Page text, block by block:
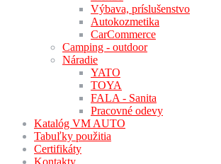
Výbava, príslušenstvo
Autokozmetika
CarCommerce
Camping - outdoor
Náradie
YATO
TOYA
FALA - Sanita
Pracovné odevy
Katalóg VM AUTO
Tabuľky použitia
Certifikáty
Kontakty